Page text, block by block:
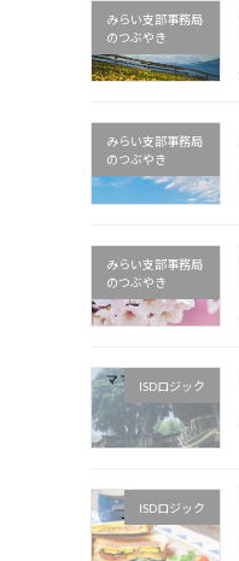
みらい支部事務局
のつぶやき
みらい支部事務局
のつぶやき
みらい支部事務局
のつぶやき
ISDロジック
ISDロジック